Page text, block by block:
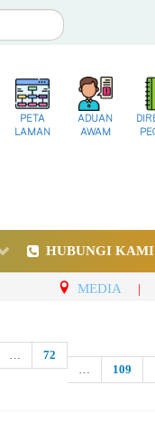
PETA
LAMAN
ADUAN
AWAM
HUBUNGI KAMI
MEDIA |
72
109